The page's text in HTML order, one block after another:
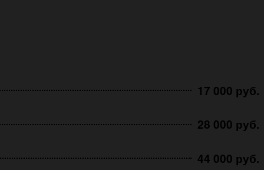
17 000 руб.
28 000 руб.
44 000 руб.